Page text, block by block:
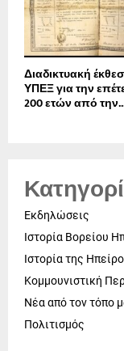
Διαδικτυακή
ΥΠΕΞ για την
200 ετών από
Εκδηλώσεις
Ιστορία Βορείου
Ιστορία της
Κομμουνιστική
Νέα από τον τόπο
Πολιτισμός